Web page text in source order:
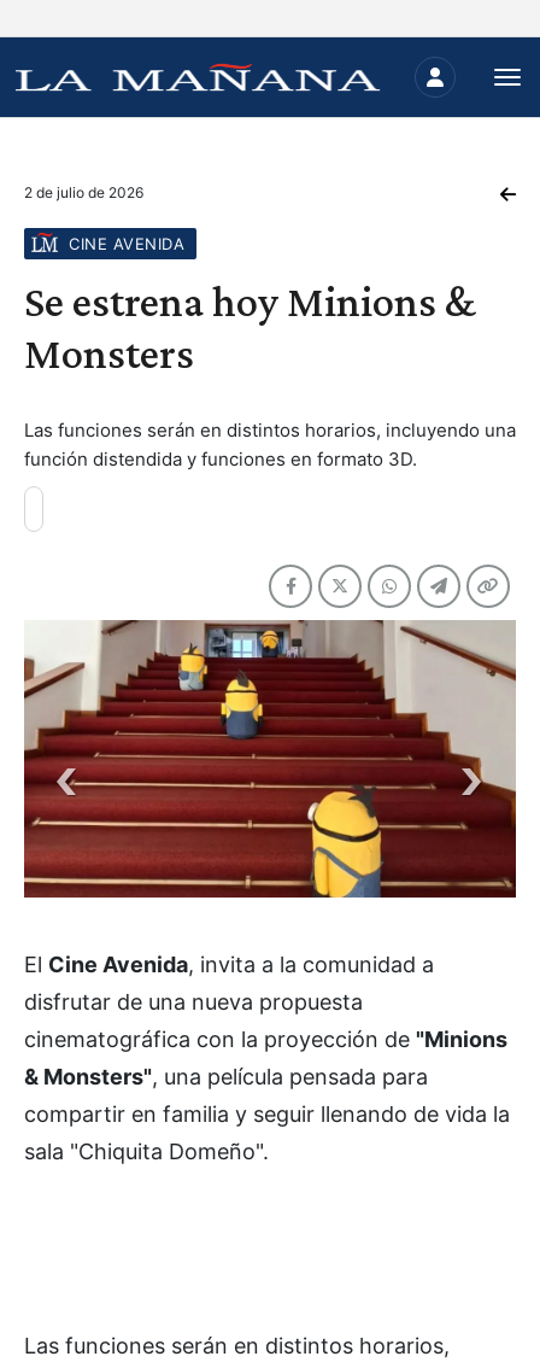
2 de julio de 2026
CINE AVENIDA
Se estrena hoy Minions &
Monsters
Las funciones serán en distintos horarios, incluyendo una
función distendida y funciones en formato 3D.
El Cine Avenida, invita a la comunidad a
disfrutar de una nueva propuesta
cinematográfica con la proyección de "Minions
& Monsters", una película pensada para
compartir en familia y seguir llenando de vida la
sala "Chiquita Domeño".
Las funciones serán en distintos horarios,